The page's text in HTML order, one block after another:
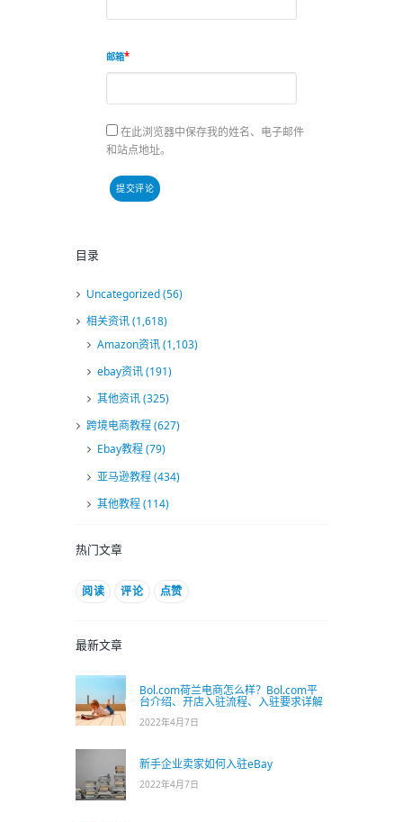
邮箱
在此浏览器中保存我的姓名、电子邮件
和站点地址。
目录
Uncategorized(56)
相关资讯(1,618)
Amazon资讯(1,103)
ebay资讯(191)
其他资讯(325)
跨境电商教程(627)
Ebay教程(79)
亚马逊教程(434)
其他教程(114)
热门文章
阅读 评论 点赞
最新文章
Bol.com荷兰电商怎么样？Bol.com平
台介绍、开店入驻流程、入驻要求详解
2022年4月7日
新手企业卖家如何入驻eBay
2022年4月7日